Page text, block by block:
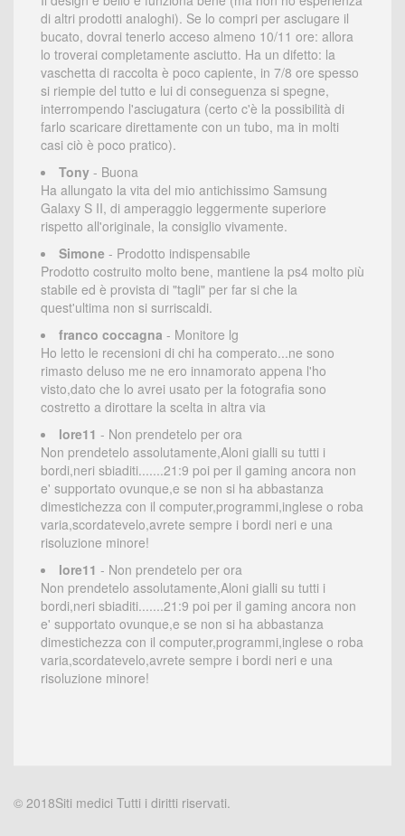
di altri prodotti analoghi). Se lo compri per asciugare il
bucato, dovrai tenerlo acceso almeno 10/11 ore: allora
lo troverai completamente asciutto. Ha un difetto: la
vaschetta di raccolta è poco capiente, in 7/8 ore spesso
si riempie del tutto e lui di conseguenza si spegne,
interrompendo l'asciugatura (certo c'è la possibilità di
farlo scaricare direttamente con un tubo, ma in molti
casi ciò è poco pratico).
Tony - Buona
Ha allungato la vita del mio antichissimo Samsung
Galaxy S II, di amperaggio leggermente superiore
rispetto all'originale, la consiglio vivamente.
Simone - Prodotto indispensabile
Prodotto costruito molto bene, mantiene la ps4 molto più
stabile ed è provista di "tagli" per far si che la
quest'ultima non si surriscaldi.
franco coccagna - Monitore lg
Ho letto le recensioni di chi ha comperato...ne sono
rimasto deluso me ne ero innamorato appena l'ho
visto,dato che lo avrei usato per la fotografia sono
costretto a dirottare la scelta in altra via
lore11 - Non prendetelo per ora
Non prendetelo assolutamente,Aloni gialli su tutti i
bordi,neri sbiaditi.......21:9 poi per il gaming ancora non
e' supportato ovunque,e se non si ha abbastanza
dimestichezza con il computer,programmi,inglese o roba
varia,scordatevelo,avrete sempre i bordi neri e una
risoluzione minore!
lore11 - Non prendetelo per ora
Non prendetelo assolutamente,Aloni gialli su tutti i
bordi,neri sbiaditi.......21:9 poi per il gaming ancora non
e' supportato ovunque,e se non si ha abbastanza
dimestichezza con il computer,programmi,inglese o roba
varia,scordatevelo,avrete sempre i bordi neri e una
risoluzione minore!
© 2018Siti medici Tutti i diritti riservati.